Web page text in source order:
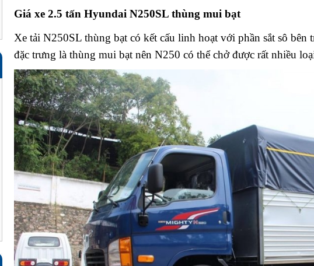
Giá xe 2.5 tấn Hyundai N250SL thùng mui bạt
Xe tải N250SL thùng bạt có kết cấu linh hoạt với phần sắt sô bên
đặc trưng là thùng mui bạt nên N250 có thể chở được rất nhiều